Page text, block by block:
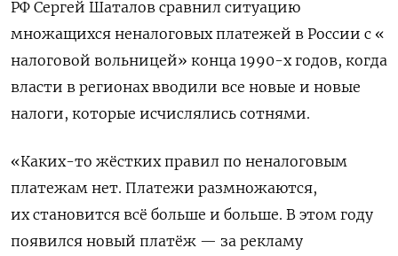
РФ Сергей Шаталов сравнил ситуацию
множащихся неналоговых платежей в России с «​
налоговой вольницей» конца 1990-х годов, когда
власти ⁠в регионах вводили все новые и новые
налоги, которые исчислялись сотнями.
«Каких-то жёстких правил по неналоговым
платежам нет. Платежи размножаются,
их становится всё больше и больше. В этом году
появился новый платёж — за рекламу